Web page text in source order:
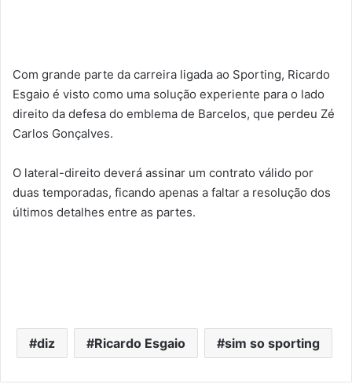
Com grande parte da carreira ligada ao Sporting, Ricardo
Esgaio é visto como uma solução experiente para o lado
direito da defesa do emblema de Barcelos, que perdeu Zé
Carlos Gonçalves.
O lateral-direito deverá assinar um contrato válido por
duas temporadas, ficando apenas a faltar a resolução dos
últimos detalhes entre as partes.
diz Ricardo Esgaio sim so sporting